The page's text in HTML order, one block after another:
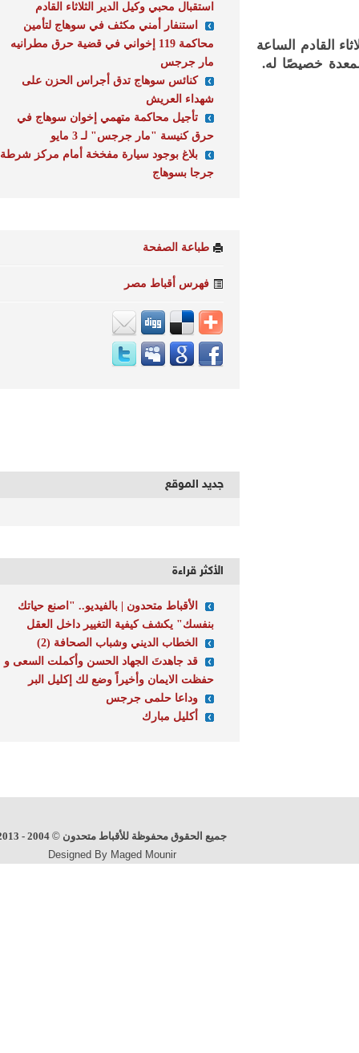
القادم الساعة
خصيصًا له.
استقبال محبي وكيل الدير الثلاثاء القادم
استنفار أمني مكثف في سوهاج لتأمين
محاكمة 119 إخواني في قضية حرق مطرانيه
مار جرجس
كنائس سوهاج تدق أجراس الحزن على
شهداء العريش
تأجيل محاكمة متهمي إخوان سوهاج في
حرق كنيسة "مار جرجس" لـ 3 مايو
بلاغ بوجود سيارة مفخخة أمام مركز شرطة
جرجا بسوهاج
طباعة الصفحة
فهرس أقباط مصر
جديد الموقع
الأكثر قراءة
الأقباط متحدون | بالفيديو.. "اصنع حياتك
بنفسك" يكشف كيفية التغيير داخل العقل
الخطاب الديني وشباب الصحافة (2)
قد جاهدتَ الجهاد الحسن وأكملت السعى و
حفظت الايمان وأخيراً وضع لك إكليل البر
وداعا حلمى جرجس
أكليل مبارك
جميع الحقوق محفوظة للأقباط متحدون©
2004 - 2013
Designed By Maged Mounir